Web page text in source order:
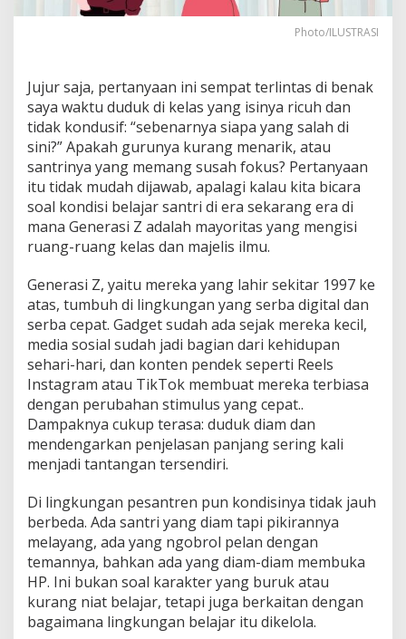
a
e
n
i
g
k
a
t
k
a
n
o
k
u
s
B
e
a
a
r
S
n
r
i
G
e
n
e
r
Photo/ILUSTRASI
Jujur saja, pertanyaan ini sempat terlintas di benak
saya waktu duduk di kelas yang isinya ricuh dan
tidak kondusif: “sebenarnya siapa yang salah di
sini?” Apakah gurunya kurang menarik, atau
santrinya yang memang susah fokus? Pertanyaan
itu tidak mudah dijawab, apalagi kalau kita bicara
soal kondisi belajar santri di era sekarang era di
mana Generasi Z adalah mayoritas yang mengisi
ruang-ruang kelas dan majelis ilmu.
Generasi Z, yaitu mereka yang lahir sekitar 1997 ke
atas, tumbuh di lingkungan yang serba digital dan
serba cepat. Gadget sudah ada sejak mereka kecil,
media sosial sudah jadi bagian dari kehidupan
sehari-hari, dan konten pendek seperti Reels
Instagram atau TikTok membuat mereka terbiasa
dengan perubahan stimulus yang cepat..
Dampaknya cukup terasa: duduk diam dan
mendengarkan penjelasan panjang sering kali
menjadi tantangan tersendiri.
Di lingkungan pesantren pun kondisinya tidak jauh
berbeda. Ada santri yang diam tapi pikirannya
melayang, ada yang ngobrol pelan dengan
temannya, bahkan ada yang diam-diam membuka
HP. Ini bukan soal karakter yang buruk atau
kurang niat belajar, tetapi juga berkaitan dengan
bagaimana lingkungan belajar itu dikelola.